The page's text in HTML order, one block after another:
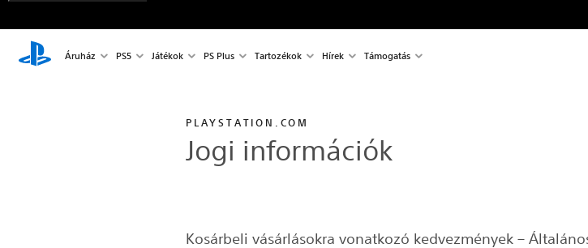
Áruház PS5 Játékok PS Plus Tartozékok Hírek Támogatás
PLAYSTATION.COM
Jogi információk
Kosárbeli vásárlásokra vonatkozó kedvezmények –